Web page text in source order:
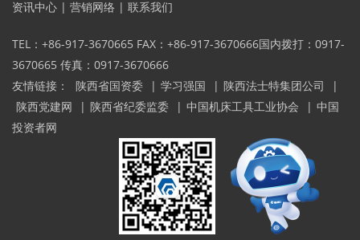
资讯中心 | 营销网络 | 联系我们
TEL：+86-917-3670665 FAX：+86-917-3670666国内拨打：0917-
3670665 传真：0917-3670666
友情链接：
陕西省国资委 | 学习强国 | 陕西法士特集团公司
|
陕西党建网
| 陕西省纪委监委 | 中国机床工具工业协会 | 中国
投资者网